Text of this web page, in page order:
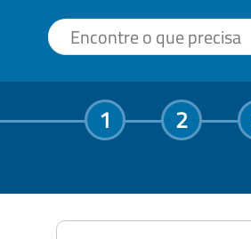
1 2